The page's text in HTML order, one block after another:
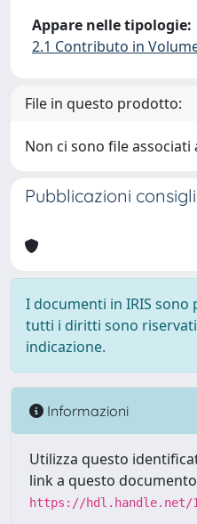
Appare nelle tipologie:
2.1 Contributo in
File in questo prodotto:
Non ci sono file
Pubblicazioni
I documenti in IRIS
tutti i diritti sono
indicazione.
Informazioni
Utilizza questo
link a questo
https://hdl.handle.net/